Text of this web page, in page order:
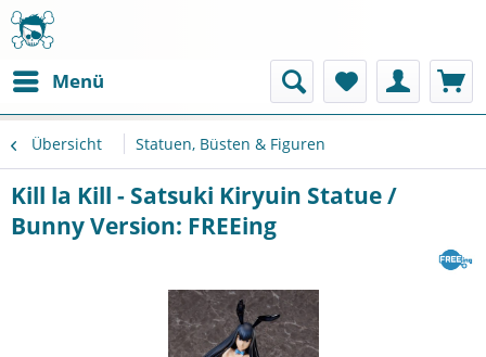
Menü
Übersicht Statuen, Büsten & Figuren
Kill la Kill - Satsuki Kiryuin Statue /
Bunny Version: FREEing